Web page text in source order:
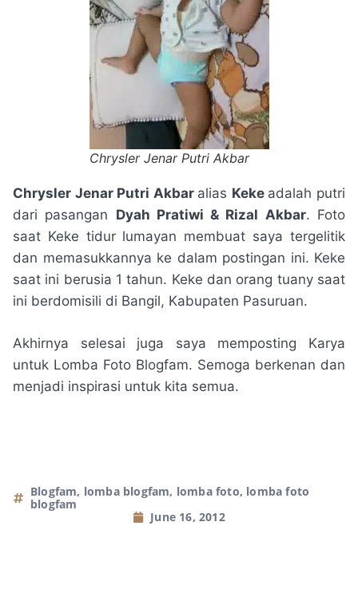
Chrysler Jenar Putri Akbar
Chrysler Jenar Putri Akbar alias Keke adalah putri
dari pasangan Dyah Pratiwi & Rizal Akbar. Foto
saat Keke tidur lumayan membuat saya tergelitik
dan memasukkannya ke dalam postingan ini. Keke
saat ini berusia 1 tahun. Keke dan orang tuany saat
ini berdomisili di Bangil, Kabupaten Pasuruan.
Akhirnya selesai juga saya memposting Karya
untuk Lomba Foto Blogfam. Semoga berkenan dan
menjadi inspirasi untuk kita semua.
Blogfam, lomba blogfam, lomba foto, lomba foto
blogfam
June 16, 2012